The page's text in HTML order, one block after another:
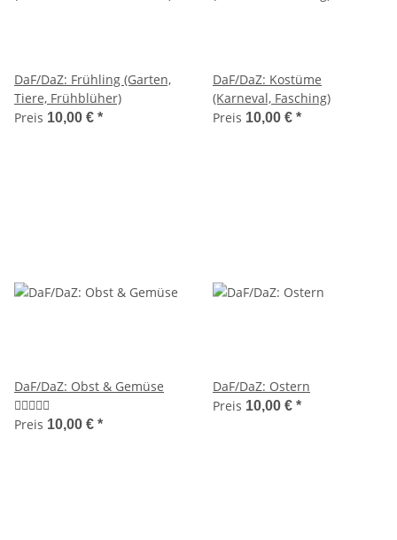
DaF/DaZ: Frühling (Garten,
Tiere, Frühblüher)
Preis 10,00 € *
DaF/DaZ: Kostüme
(Karneval, Fasching)
Preis 10,00 € *
DaF/DaZ: Obst & Gemüse
Preis 10,00 € *
DaF/DaZ: Ostern
Preis 10,00 € *